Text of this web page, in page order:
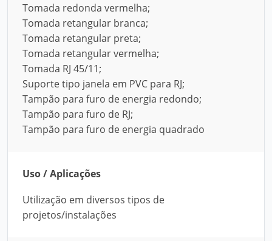
Tomada redonda vermelha;
Tomada retangular branca;
Tomada retangular preta;
Tomada retangular vermelha;
Tomada RJ 45/11;
Suporte tipo janela em PVC para RJ;
Tampão para furo de energia redondo;
Tampão para furo de RJ;
Tampão para furo de energia quadrado
Uso / Aplicações
Utilização em diversos tipos de
projetos/instalações